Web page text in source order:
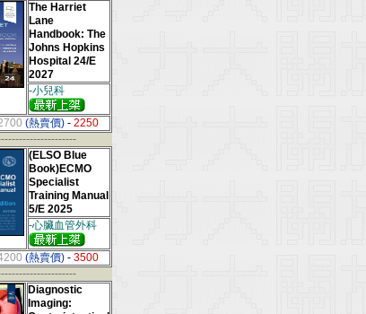
The Harriet
Lane
Handbook: The
Johns Hopkins
Hospital 24/E
2027
-小兒科
(熱賣價) - 2250
(ELSO Blue
Book)ECMO
Specialist
Training Manual
5/E 2025
-心臟血管外科
(熱賣價) - 3500
Diagnostic
Imaging: